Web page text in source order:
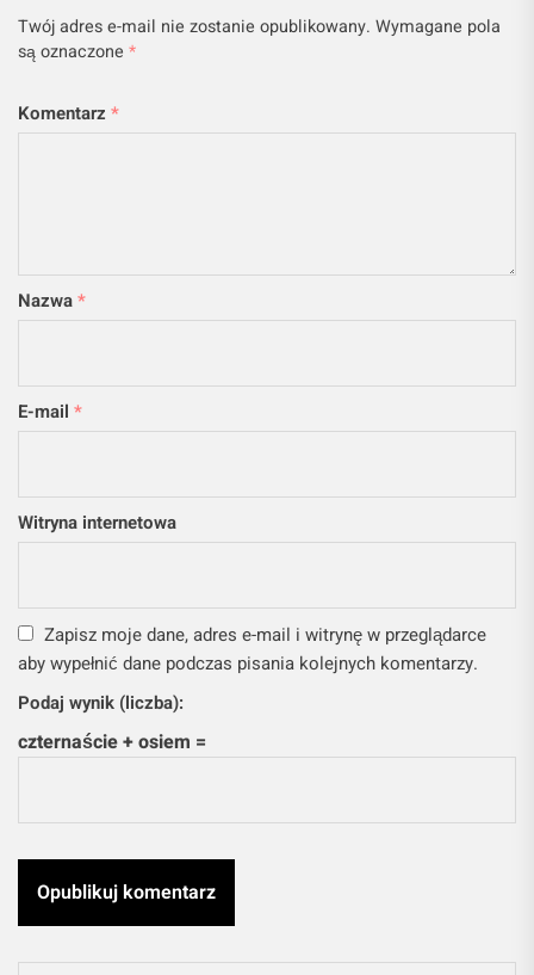
Twój adres e-mail nie zostanie opublikowany. Wymagane pola
są oznaczone *
Komentarz *
Nazwa*
E-mail *
Witryna internetowa
Zapisz moje dane, adres e-mail i witrynę w przeglądarce
aby wypełnić dane podczas pisania kolejnych komentarzy.
Podaj wynik (liczba):
czternaście + osiem =